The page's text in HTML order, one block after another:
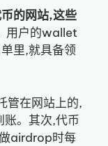
的网站,这些
用户的wallet
里,就具备领
管在网站上的,
。其次,代币
airdrop时每